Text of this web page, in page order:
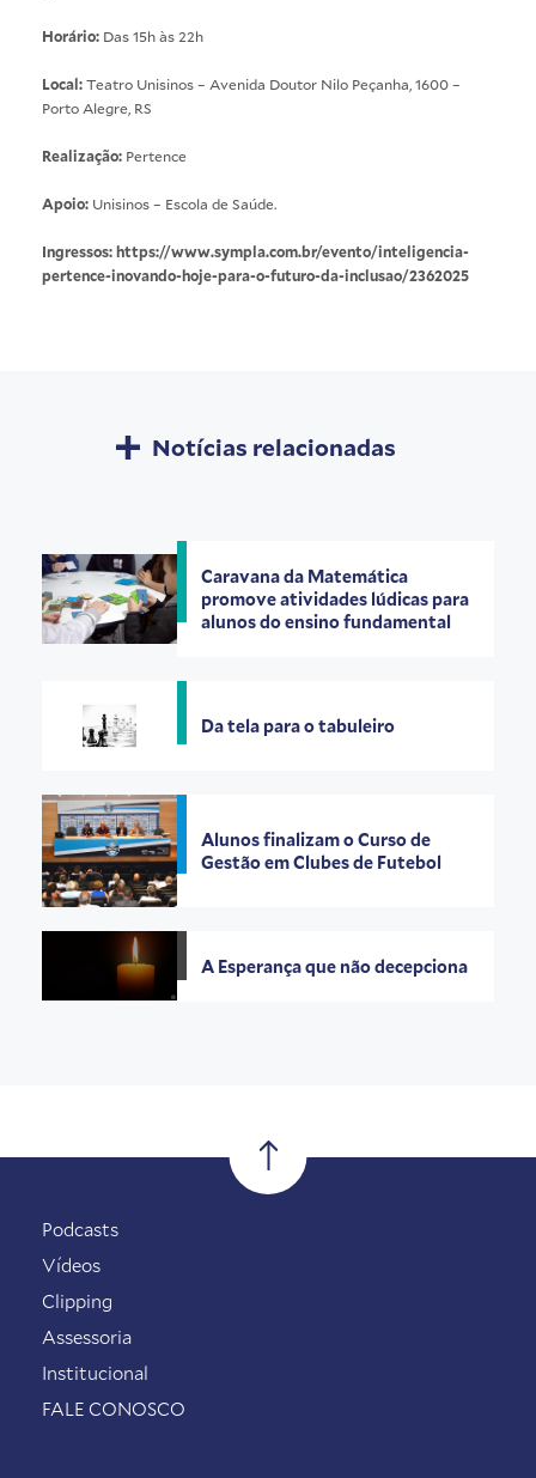
Horário: Das 15h às 22h
Local:Teatro Unisinos – Avenida Doutor Nilo Peçanha, 1600 –
Porto Alegre, RS
Realização: Pertence
Apoio: Unisinos – Escola de Saúde.
Ingressos:https://www.sympla.com.br/evento/inteligencia-
pertence-inovando-hoje-para-o-futuro-da-inclusao/2362025
Notícias relacionadas
Caravana da Matemática
promove atividades lúdicas para
alunos do ensino fundamental
Da tela para o tabuleiro
Alunos finalizam o Curso de
Gestão em Clubes de Futebol
A Esperança que não decepciona
Podcasts
Vídeos
Clipping
Assessoria
Institucional
FALE CONOSCO